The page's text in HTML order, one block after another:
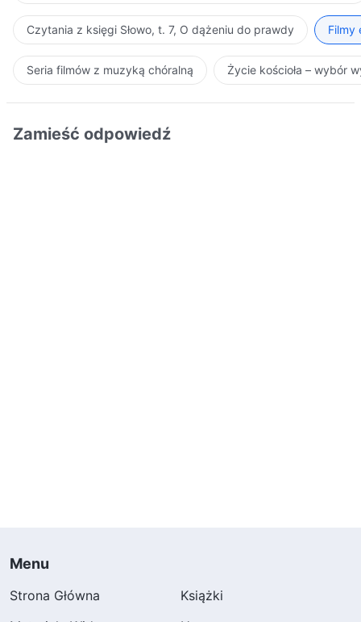
Czytania z księgi Słowo, t. 7, O dążeniu do prawdy Filmy
Seria filmów z muzyką chóralną Życie kościoła – wybór
Zamieść odpowiedź
Menu
Strona Główna
Książki